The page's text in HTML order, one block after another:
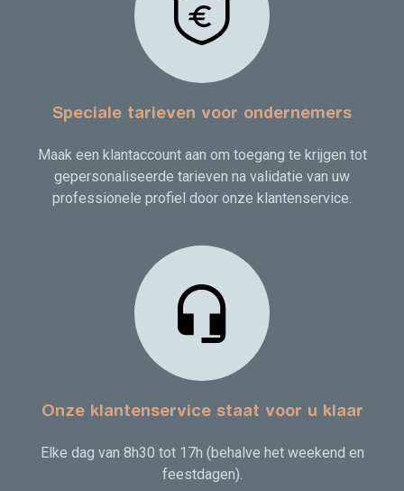
Speciale tarieven voor ondernemers
Maak een klantaccount aan om toegang te krijgen tot
gepersonaliseerde tarieven na validatie van uw
professionele profiel door onze klantenservice.
Onze klantenservice staat voor u klaar
Elke dag van 8h30 tot 17h (behalve het weekend en
feestdagen).